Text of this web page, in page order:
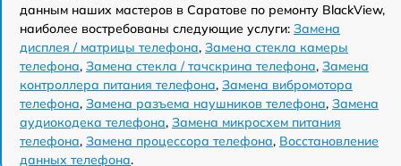
данным наших мастеров в Саратове по ремонту BlackView,
наиболее востребованы следующие услуги: Замена
дисплея / матрицы телефона, Замена стекла камеры
телефона, Замена стекла / тачскрина телефона, Замена
контроллера питания телефона, Замена вибромотора
телефона, Замена разъема наушников телефона, Замена
аудиокодека телефона, Замена микросхем питания
телефона, Замена процессора телефона, Восстановление
данных телефона.